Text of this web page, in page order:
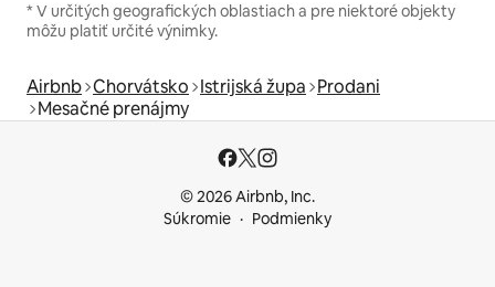
* V určitých geografických oblastiach a pre niektoré objekty
môžu platiť určité výnimky.
Airbnb Chorvátsko Istrijská župa Prodani
Mesačné prenájmy
© 2026 Airbnb, Inc.
Súkromie
Podmienky